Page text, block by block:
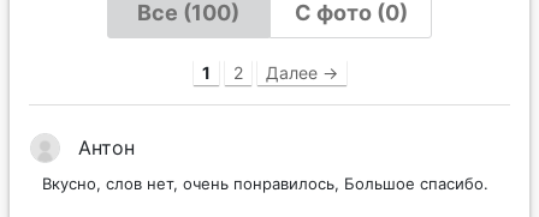
Все (100)
С фото (0)
1 2 Далее →
Антон
Вкусно, слов нет, очень понравилось, Большое спасибо.